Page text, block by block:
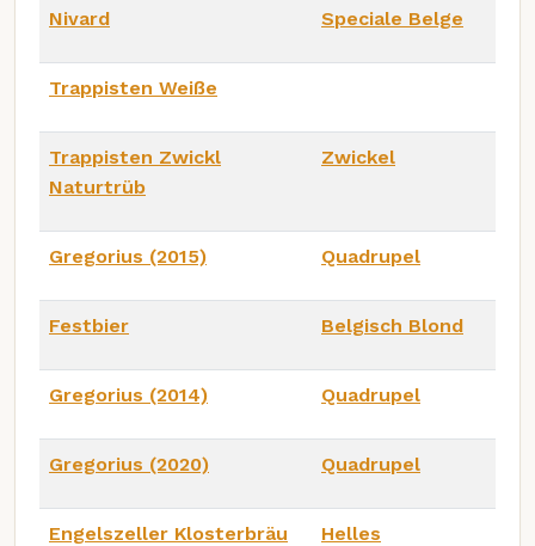
Nivard Speciale Belge
Trappisten Weiße
Trappisten Zwickl
Naturtrüb
Zwickel
Gregorius (2015) Quadrupel
Festbier Belgisch Blond
Gregorius (2014) Quadrupel
Gregorius (2020) Quadrupel
Engelszeller Klosterbräu
Helles